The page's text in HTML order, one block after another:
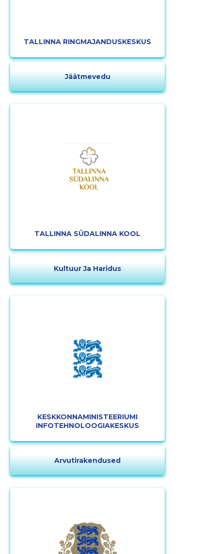
TALLINNA RINGMAJANDUSKESKUS
Jäätmevedu
TALLINNA SÜDALINNA KOOL
Kultuur Ja Haridus
KESKKONNAMINISTEERIUMI
INFOTEHNOLOOGIAKESKUS
Arvutirakendused
Muuda pildi